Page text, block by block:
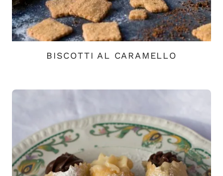
BISCOTTI AL CARAMELLO